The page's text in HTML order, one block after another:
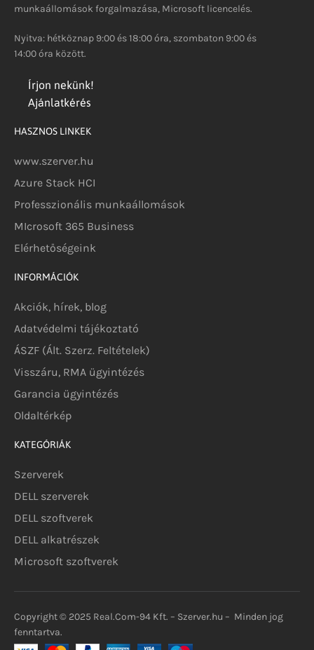
munkaállomások forgalmazása, Microsoft licencelés.
Nyitva: hétköznap 9:00 és 18:00 óra, szombaton 9:00 és
14:00 óra között.
Írjon nekünk!
Ajánlatkérés
HASZNOS LINKEK
www.szerver.hu
Azure Stack HCI
Professzionális munkaállomások
MIcrosoft 365 Business
Elérhetőségeink
INFORMÁCIÓK
Akciók, hírek, blog
Adatvédelmi tájékoztató
ÁSZF (Ált. Szerz. Feltételek)
Visszáru, RMA ügyintézés
Garancia ügyintézés
Oldaltérkép
KATEGÓRIÁK
Szerverek
DELL szerverek
DELL szoftverek
DELL alkatrészek
Microsoft szoftverek
Copyright © 2025 Real.Com-94 Kft. – Szerver.hu – Minden jog
fenntartva.